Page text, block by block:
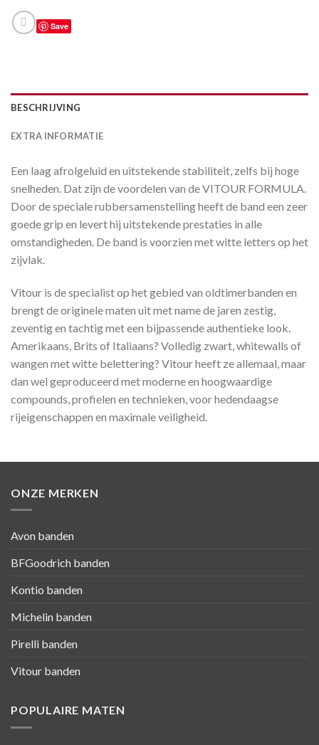
Save
BESCHRIJVING
EXTRA INFORMATIE
Een laag afrolgeluid en uitstekende stabiliteit, zelfs bij hoge
snelheden. Dat zijn de voordelen van de VITOUR FORMULA.
Door de speciale rubbersamenstelling heeft de band een zeer
goede grip en levert hij uitstekende prestaties in alle
omstandigheden. De band is voorzien met witte letters op het
zijvlak.
Vitour is de specialist op het gebied van oldtimerbanden en
brengt de originele maten uit met name de jaren zestig,
zeventig en tachtig met een bijpassende authentieke look.
Amerikaans, Brits of Italiaans? Volledig zwart, whitewalls of
wangen met witte belettering? Vitour heeft ze allemaal, maar
dan wel geproduceerd met moderne en hoogwaardige
compounds, profielen en technieken, voor hedendaagse
rijeigenschappen en maximale veiligheid.
ONZE MERKEN
Avon banden
BFGoodrich banden
Kontio banden
Michelin banden
Pirelli banden
Vitour banden
POPULAIRE MATEN